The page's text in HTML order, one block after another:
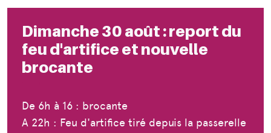
Dimanche 30 août : report du
feu d'artifice et nouvelle
brocante
De 6h à 16 : brocante
A 22h : Feu d'artifice tiré depuis la passerelle